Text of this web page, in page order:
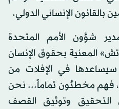
بالقانون الإنساني الدولي.
شؤون الأمم المتحدة
المعنية بحقوق الإنسان
في الإفلات من
فهم مخطئون تماماً... نحن
وتوثيق القصف